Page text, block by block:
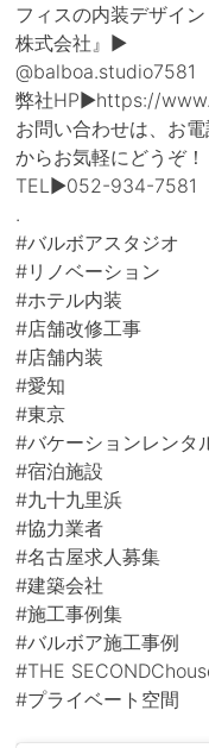
フィスの内装デザイ
株式会社』▶
@balboa.studio7581
弊社HP▶︎https://
お問い合わせは、お
からお気軽にどうぞ！
TEL▶︎052-934-7581
.
#バルボアスタジオ
#リノベーション
#ホテル内装
#店舗改修工事
#店舗内装
#愛知
#東京
#バケーションレンタ
#宿泊施設
#九十九里浜
#協力業者
#名古屋求人募集
#建築会社
#施工事例集
#バルボア施工事例
#THE
#プライベート空間